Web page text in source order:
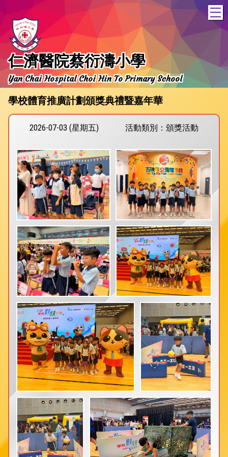
仁濟醫院蔡衍濤小學
Yan Chai Hospital Choi Hin To Primary School
學校體育推廣計劃頒獎典禮暨嘉年華
2026-07-03 (星期五) 活動類別：頒獎活動